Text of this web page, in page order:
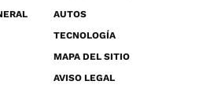
AUTOS
TECNOLOGÍA
MAPA DEL SITIO
AVISO LEGAL